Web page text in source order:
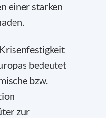
einer starken
bedeutet
bzw.
zur